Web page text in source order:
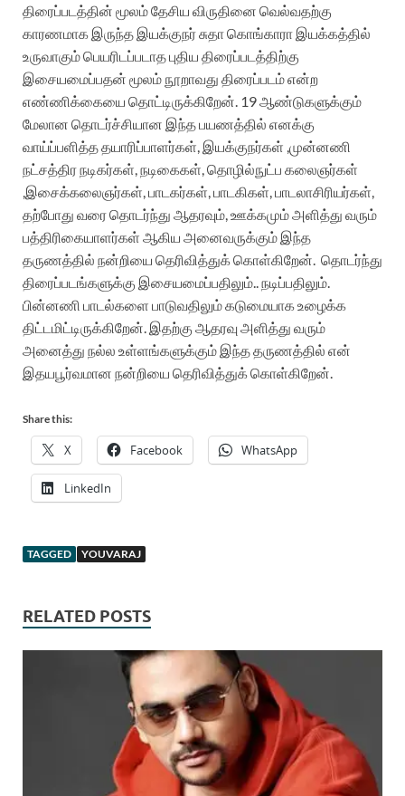
திரைப்படத்தின் மூலம் தேசிய விருதினை வெல்வதற்கு
காரணமாக இருந்த இயக்குநர் சுதா கொங்காரா இயக்கத்தில்
உருவாகும் பெயரிடப்படாத புதிய திரைப்படத்திற்கு
இசையமைப்பதன் மூலம் நூறாவது திரைப்படம் என்ற
எண்ணிக்கையை தொட்டிருக்கிறேன். 19 ஆண்டுகளுக்கும்
மேலான தொடர்ச்சியான இந்த பயணத்தில் எனக்கு
வாய்ப்பளித்த தயாரிப்பாளர்கள், இயக்குநர்கள் ,முன்னணி
நட்சத்திர நடிகர்கள், நடிகைகள், தொழில்நுட்ப கலைஞர்கள்
,இசைக்கலைஞர்கள், பாடகர்கள், பாடகிகள், பாடலாசிரியர்கள்,
தற்போது வரை தொடர்ந்து ஆதரவும், ஊக்கமும் அளித்து வரும்
பத்திரிகையாளர்கள் ஆகிய அனைவருக்கும் இந்த
தருணத்தில் நன்றியை தெரிவித்துக் கொள்கிறேன். தொடர்ந்து
திரைப்படங்களுக்கு இசையமைப்பதிலும்.. நடிப்பதிலும்.
பின்னணி பாடல்களை பாடுவதிலும் கடுமையாக உழைக்க
திட்டமிட்டிருக்கிறேன். இதற்கு ஆதரவு அளித்து வரும்
அனைத்து நல்ல உள்ளங்களுக்கும் இந்த தருணத்தில் என்
இதயபூர்வமான நன்றியை தெரிவித்துக் கொள்கிறேன்.
Share this:
X Facebook WhatsApp
LinkedIn
TAGGED YOUVARAJ
RELATED POSTS